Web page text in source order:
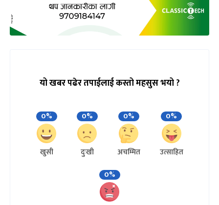
यो खबर पढेर तपाईलाई कस्तो महसुस भयो ?
0%
खुसी
0%
दुःखी
0%
अचम्मित
0%
उत्साहित
0%